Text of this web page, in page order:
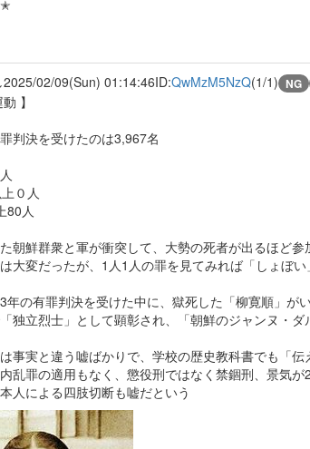
2025/02/09(Sun) 01:14:46ID:QwMzM5NzQ(1/1) NG
】
判決を受けたのは3,967名
０人
80人
朝鮮群衆と軍が衝突して、大勢の死者が出るほど参
大変だったが、1人1人の罪を見てみれば「しょぼい
年の有罪判決を受けた中に、獄死した「柳寛順」が
独立烈士」として顕彰され、「朝鮮のジャンヌ・
事実と違う嘘ばかりで、学校の歴史教科書でも「
乱罪の適用もなく、懲役刑ではなく禁錮刑、景気
人による四肢切断も嘘だという